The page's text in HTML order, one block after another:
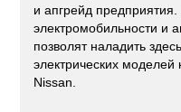
и апгрейд предприятия.
электромобильности и
позволят наладить
электрических моделей
Nissan.